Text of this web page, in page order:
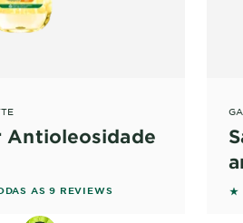
Antioleosidade
on reviews
AS 9 REVIEWS 5